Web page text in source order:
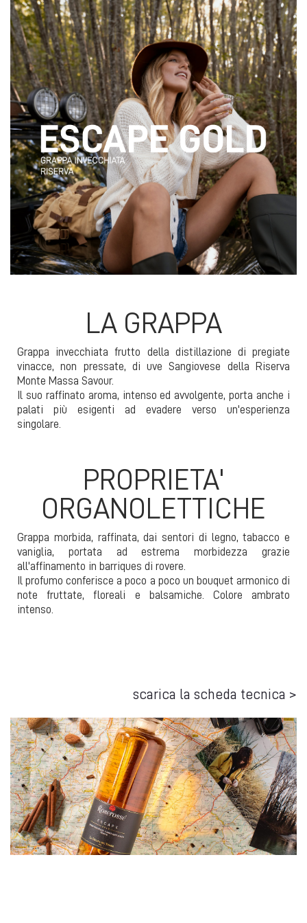
LA GRAPPA
Grappa invecchiata frutto della distillazione di pregiate
vinacce, non pressate, di uve Sangiovese della Riserva
Monte Massa Savour.
Il suo raffinato aroma, intenso ed avvolgente, porta anche i
palati più esigenti ad evadere verso un'esperienza
singolare.
PROPRIETA'
ORGANOLETTICHE
Grappa morbida, raffinata, dai sentori di legno, tabacco e
vaniglia, portata ad estrema morbidezza grazie
all'affinamento in barriques di rovere.
Il profumo conferisce a poco a poco un bouquet armonico di
note fruttate, floreali e balsamiche. Colore ambrato
intenso.
scarica la scheda tecnica >